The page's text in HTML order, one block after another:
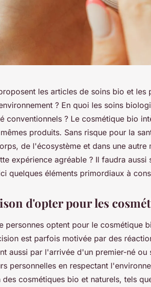
les articles de soins bio et les
? En quoi les soins
conventionnels ? Le cosmétique bio
produits. Sans risque pour la
de l'écosystème et dans une autre
expérience agréable ? Il faudra
quelques éléments primordiaux à
d'opter pour les
personnes optent pour le cosmétique
est parfois motivée par des
aussi par l'arrivée d'un premier-né
personnelles en respectant
des cosmétiques bio et naturels, tels